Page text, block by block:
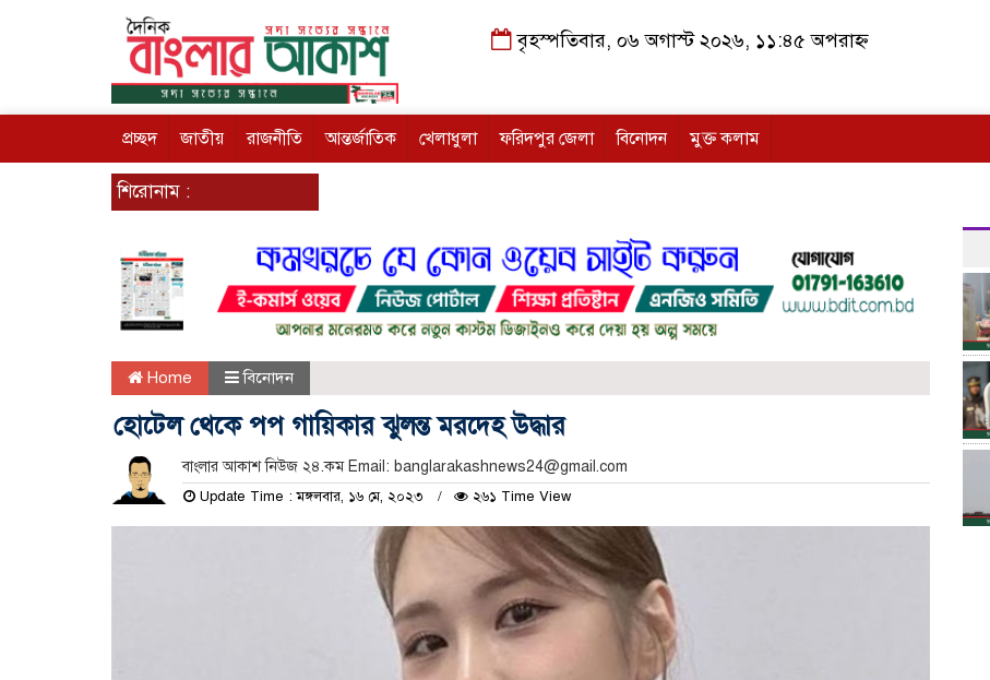
বৃহস্পতিবার, ০৬ অগাস্ট ২০২৬, ১১:৪৫ অপরাহ্ন
প্রচ্ছদ জাতীয় রাজনীতি আন্তর্জাতিক খেলাধুলা ফরিদপুর জেলা বিনোদন মুক্ত কলাম
শিরোনাম :
Home বিনোদন
হোটেল থেকে পপ গায়িকার ঝুলন্ত মরদেহ উদ্ধার
বাংলার আকাশ নিউজ ২৪.কম Email: banglarakashnews24@gmail.com
Update Time : মঙ্গলবার, ১৬ মে, ২০২৩ ২৬১ Time View